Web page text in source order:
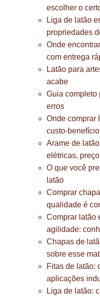
escolher o
Liga de latão
propriedades
Onde
com entrega
Latão para
acabe
Guia completo
erros
Onde comprar
custo-benefício
Arame de
elétricas,
O que você
latão
Comprar
qualidade é
Comprar latão
agilidade:
Chapas de
sobre esse
Fitas de latão:
aplicações
Liga de latão: